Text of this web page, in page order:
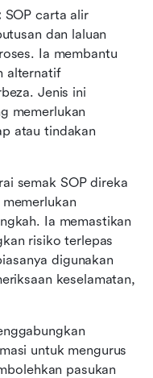
SOP carta alir
dan laluan
Ia membantu
alternatif
Jenis ini
memerlukan
atau tindakan
semak SOP direka
Ia memastikan
risiko terlepas
digunakan
keselamatan,
untuk mengurus
pasukan